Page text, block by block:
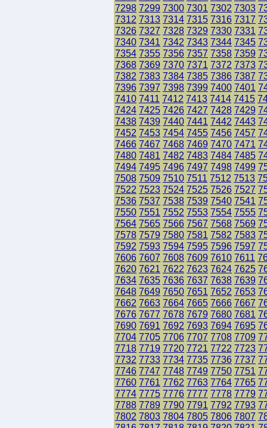
7298 7299 7300 7301 7302 7303
7312 7313 7314 7315 7316 7317
7326 7327 7328 7329 7330 7331
7340 7341 7342 7343 7344 7345
7354 7355 7356 7357 7358 7359
7368 7369 7370 7371 7372 7373
7382 7383 7384 7385 7386 7387
7396 7397 7398 7399 7400 7401
7410 7411 7412 7413 7414 7415
7424 7425 7426 7427 7428 7429
7438 7439 7440 7441 7442 7443
7452 7453 7454 7455 7456 7457
7466 7467 7468 7469 7470 7471
7480 7481 7482 7483 7484 7485
7494 7495 7496 7497 7498 7499
7508 7509 7510 7511 7512 7513
7522 7523 7524 7525 7526 7527
7536 7537 7538 7539 7540 7541
7550 7551 7552 7553 7554 7555
7564 7565 7566 7567 7568 7569
7578 7579 7580 7581 7582 7583
7592 7593 7594 7595 7596 7597
7606 7607 7608 7609 7610 7611
7620 7621 7622 7623 7624 7625
7634 7635 7636 7637 7638 7639
7648 7649 7650 7651 7652 7653
7662 7663 7664 7665 7666 7667
7676 7677 7678 7679 7680 7681
7690 7691 7692 7693 7694 7695
7704 7705 7706 7707 7708 7709
7718 7719 7720 7721 7722 7723
7732 7733 7734 7735 7736 7737
7746 7747 7748 7749 7750 7751
7760 7761 7762 7763 7764 7765
7774 7775 7776 7777 7778 7779
7788 7789 7790 7791 7792 7793
7802 7803 7804 7805 7806 7807